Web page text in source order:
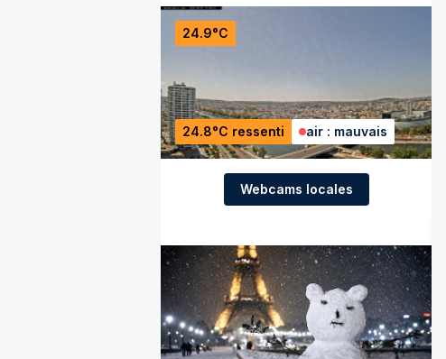
24.9°C
24.8°C ressenti air : mauvais
Webcams locales